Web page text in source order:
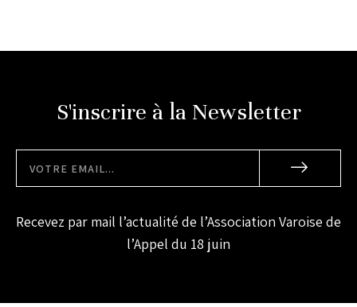
S'inscrire à la Newsletter
Recevez par mail l’actualité de l’Association Varoise de
l’Appel du 18 juin